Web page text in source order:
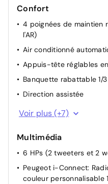
Confort
4 poignées de maintien
l'AR)
Air conditionné
Appuis-tête réglables
Banquette rabattable 1/
Direction assistée
Pare-brise teinté
rabattement électriques
Siège conducteur avec
Siège passager AV avec
Surtapis AV/AR
Voir plus (+7)
Multimédia
6 HPs (2 tweeters et 2
Peugeot i-Connect:
couleur personnalisable